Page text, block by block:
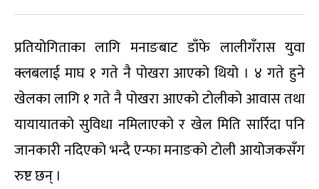
प्रतियोगिताका लागि मनाङबाट डाँफे लालीगँरास युवा
क्लबलाई माघ १ गते नै पोखरा आएको थियो । ४ गते हुने
खेलका लागि १ गते नै पोखरा आएको टोलीको आवास तथा
यायायातको सुविधा नमिलाएको र खेल मिति सारिँदा पनि
जानकारी नदिएको भन्दै एन्फा मनाङको टोली आयोजकसँग
रुष्ट छन् ।